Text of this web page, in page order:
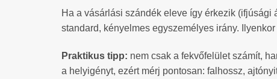
Ha a vásárlási szándék eleve így érkezik
standard, kényelmes egyszemélyes irány.
Praktikus tipp: nem csak a fekvőfelület számít,
a helyigényt, ezért mérj pontosan: falhossz,